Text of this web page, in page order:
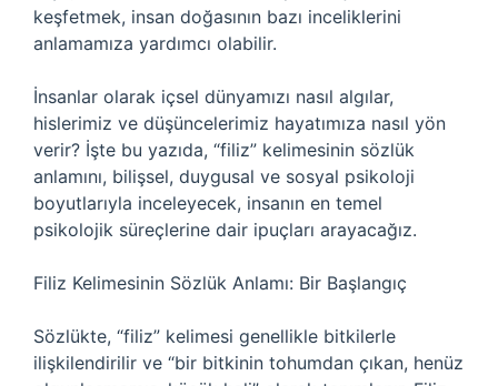
keşfetmek, insan doğasının bazı inceliklerini
anlamamıza yardımcı olabilir.
İnsanlar olarak içsel dünyamızı nasıl algılar,
hislerimiz ve düşüncelerimiz hayatımıza nasıl yön
verir? İşte bu yazıda, “filiz” kelimesinin sözlük
anlamını, bilişsel, duygusal ve sosyal psikoloji
boyutlarıyla inceleyecek, insanın en temel
psikolojik süreçlerine dair ipuçları arayacağız.
Filiz Kelimesinin Sözlük Anlamı: Bir Başlangıç
Sözlükte, “filiz” kelimesi genellikle bitkilerle
ilişkilendirilir ve “bir bitkinin tohumdan çıkan, henüz